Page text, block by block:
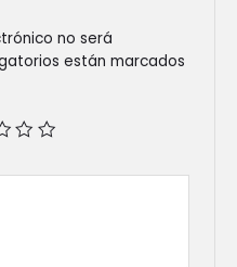
no será
están marcados